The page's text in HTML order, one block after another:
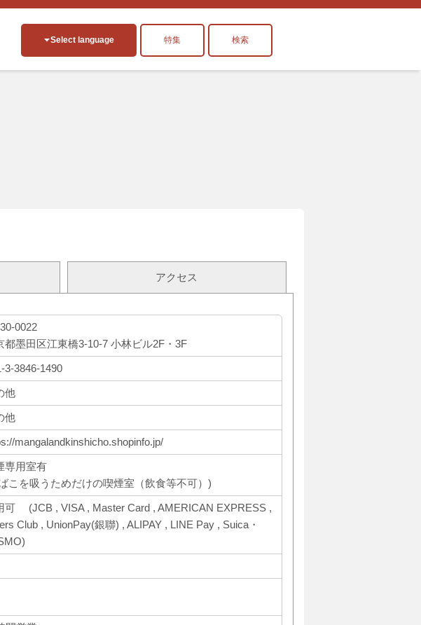
Select language 特集 検索
アクセス
0022
都墨田区江東橋3-10-7 小林ビル2F・3F
3-3846-1490
他
他
mangalandkinshicho.shopinfo.jp/
専用室有
こを吸うためだけの喫煙室（飲食等不可）)
可 (JCB , VISA , Master Card , AMERICAN EXPRESS ,
Club , UnionPay(銀聯) , ALIPAY , LINE Pay , Suica・